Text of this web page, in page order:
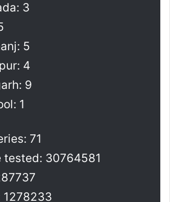
3
5
4
9
1
71
tested: 30764581
1278233